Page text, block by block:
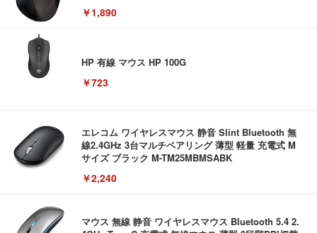
￥1,890
HP 有線 マウス HP 100G
￥723
エレコム ワイヤレスマウス 静音 Slint Bluetooth 無
線2.4GHz 3台マルチペアリング 薄型 軽量 充電式 M
サイズ ブラック M-TM25MBMSABK
￥2,240
マウス 無線 静音 ワイヤレスマウス Bluetooth 5.4 2.